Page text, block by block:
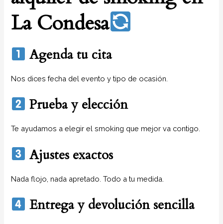
La Condesa
Agenda tu cita
Nos dices fecha del evento y tipo de ocasión.
Prueba y elección
Te ayudamos a elegir el smoking que mejor va contigo.
Ajustes exactos
Nada flojo, nada apretado. Todo a tu medida.
Entrega y devolución sencilla